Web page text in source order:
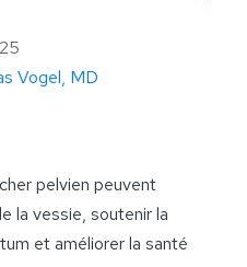
Vogel, MD
pelvien peuvent
la vessie, soutenir la
et améliorer la santé